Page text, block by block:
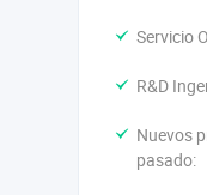
Servicio
R&D
Nuevos
pasado: